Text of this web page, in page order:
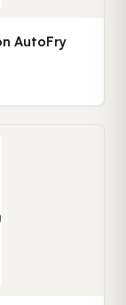
AutoFry